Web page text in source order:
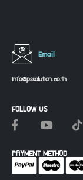
Email
info@pssolution.co.th
FOLLOW US
PAYMENT METHOD